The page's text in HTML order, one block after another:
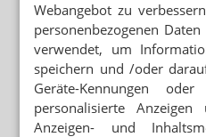
Webangebot zu
personenbezogenen
verwendet, um
speichern und /oder
Geräte-Kennungen
personalisierte
Anzeigen- und